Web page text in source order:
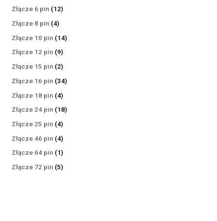
produktów
Złącze 6 pin 1212
Złącze 8 pin 44
produkty
Złącze 10 pin 1414
Złącze 12 pin 99
produktów
Złącze 15 pin 22
produkty
Złącze 16 pin 3434
Złącze 18 pin 44
produkty
Złącze 24 pin 1818
Złącze 25 pin 44
produkty
Złącze 46 pin 44
produkty
Złącze 64 pin 11
produkt
Złącze 72 pin 55